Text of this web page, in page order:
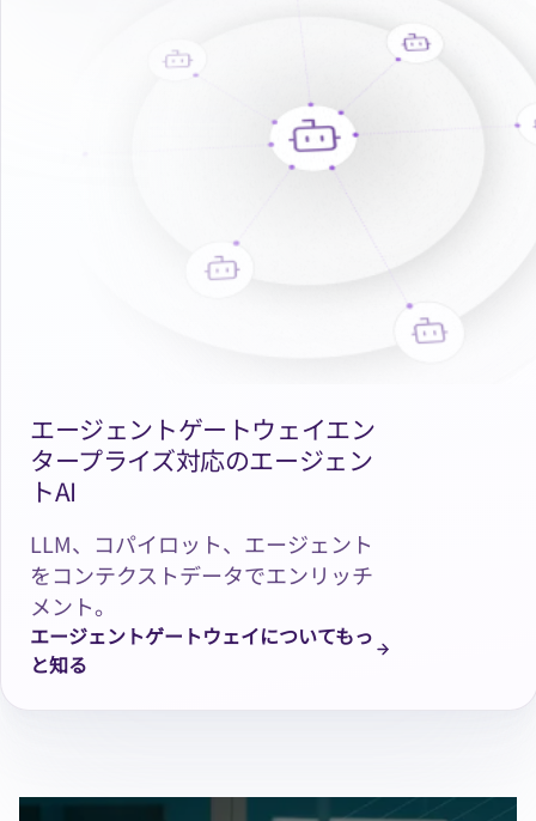
エージェントゲートウェイエン
タープライズ対応のエージェン
トAI
LLM、コパイロット、エージェント
をコンテクストデータでエンリッチ
メント。
エージェントゲートウェイについてもっ
と知る